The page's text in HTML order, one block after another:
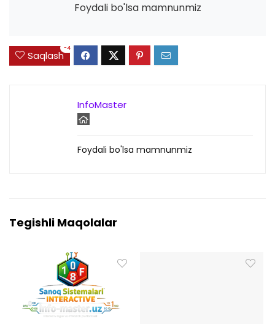
Foydali bo'lsa mamnunmiz
Saqlash
-4
InfoMaster
Foydali bo'lsa mamnunmiz
Tegishli Maqolalar